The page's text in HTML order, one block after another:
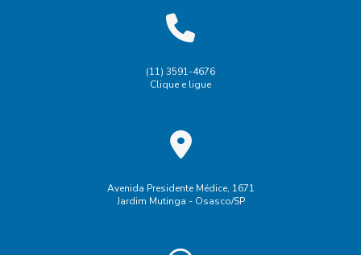
(11) 3591-4676
Clique e ligue
Avenida Presidente Médice, 1671
Jardim Mutinga - Osasco/SP